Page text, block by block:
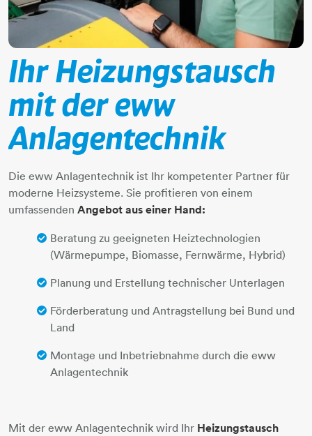
Ihr Heizungstausch
mit der eww
Anlagentechnik
Die eww Anlagentechnik ist Ihr kompetenter Partner für
moderne Heizsysteme. Sie profitieren von einem
umfassenden Angebot aus einer Hand:
Beratung zu geeigneten Heiztechnologien
(Wärmepumpe, Biomasse, Fernwärme, Hybrid)
Planung und Erstellung technischer Unterlagen
Förderberatung und Antragstellung bei Bund und
Land
Montage und Inbetriebnahme durch die eww
Anlagentechnik
Mit der eww Anlagentechnik wird Ihr Heizungstausch